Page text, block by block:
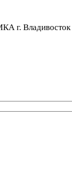
г. Владивосток